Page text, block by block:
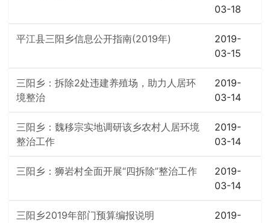
03-18
平江县三阳乡信息公开指南(2019年)
2019-
03-15
三阳乡：拆除2处违建养殖场，助力人居环
境整治
2019-
03-14
三阳乡：魏移宗实地调研该乡农村人居环境
整治工作
2019-
03-14
三阳乡：狮岩村全面开展“四拆除”整治工作
2019-
03-14
三阳乡2019年部门预算编报说明
2019-